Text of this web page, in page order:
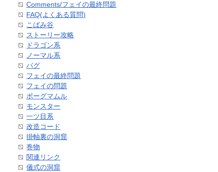
Comments/フェイの最終問題
FAQ(よくある質問)
こばみ谷
ストーリー攻略
ドラゴン系
ノーマル系
バグ
フェイの最終問題
フェイの問題
ボーグマムル
モンスター
一ツ目系
改造コード
掛軸裏の洞窟
巻物
関連リンク
儀式の洞窟